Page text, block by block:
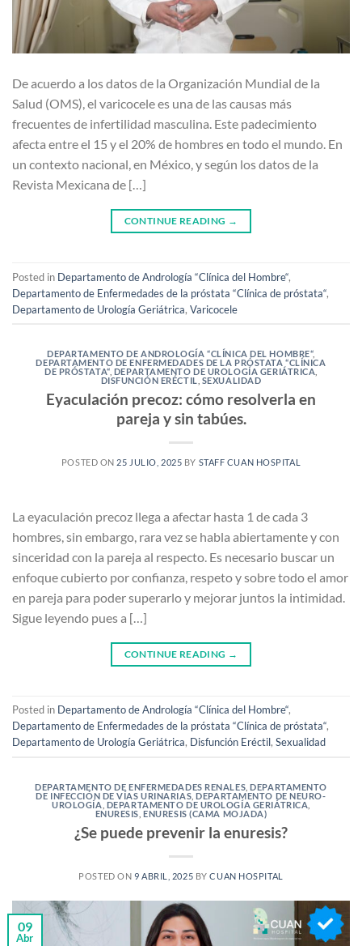
De acuerdo a los datos de la Organización Mundial de la
Salud (OMS), el varicocele es una de las causas más
frecuentes de infertilidad masculina. Este padecimiento
afecta entre el 15 y el 20% de hombres en todo el mundo. En
un contexto nacional, en México, y según los datos de la
Revista Mexicana de […]
CONTINUE READING →
Posted in Departamento de Andrología “Clínica del Hombre“,
Departamento de Enfermedades de la próstata “Clínica de próstata“,
Departamento de Urología Geriátrica, Varicocele
DEPARTAMENTO DE ANDROLOGÍA “CLÍNICA DEL HOMBRE“,
DEPARTAMENTO DE ENFERMEDADES DE LA PRÓSTATA “CLÍNICA
DE PRÓSTATA“, DEPARTAMENTO DE UROLOGÍA GERIÁTRICA
DISFUNCIÓN ERÉCTIL SEXUALIDAD
Eyaculación precoz: cómo resolverla en
pareja y sin tabúes.
POSTED ON 25 JULIO, 2025 BY STAFF CUAN HOSPITAL
La eyaculación precoz llega a afectar hasta 1 de cada 3
hombres, sin embargo, rara vez se habla abiertamente y con
sinceridad con la pareja al respecto. Es necesario buscar un
enfoque cubierto por confianza, respeto y sobre todo el amor
en pareja para poder superarlo y mejorar juntos la intimidad.
Sigue leyendo pues a […]
CONTINUE READING →
Posted in Departamento de Andrología “Clínica del Hombre“,
Departamento de Enfermedades de la próstata “Clínica de próstata“,
Departamento de Urología Geriátrica, Disfunción Eréctil, Sexualidad
DEPARTAMENTO DE ENFERMEDADES RENALES ,DEPARTAMENTO
DE INFECCIÓN DE VÍAS URINARIAS ,DEPARTAMENTO DE NEURO-
UROLOGÍA DEPARTAMENTO DE UROLOGÍA GERIÁTRICA
ENURESIS ,ENURESIS (CAMA MOJADA)
¿Se puede prevenir la enuresis?
POSTED ON 9 ABRIL, 2025 BYCUAN HOSPITAL
09
Abr